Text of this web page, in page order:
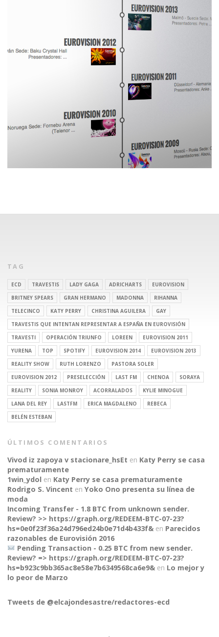
CONNECT
TAG
ECD TRAVESTIS LADY GAGA ADRICHARTS
EUROVISION
BRITNEY SPEARS
GRAN HERMANO MADONNA
RIHANNA
TELECINCO
KATY PERRY CHRISTINA AGUILERA
GAY
TRAVESTIS QUE INTENTAN REPRESENTAR A ESPAÑA EN EUROVISIÓN
TRAVESTI
OPERACIÓN TRIUNFO LOREEN
EUROVISION 2011
YURENA
TOP SPOTIFY EUROVISION 2014
EUROVISION 2013
REALITY SHOW
RUTH LORENZO
PASTORA SOLER
EUROVISION 2012
PRESELECCIÓN LAST FM CHENOA
SORAYA
REALITY
SONIA MONROY ACORRALADOS
KYLIE MINOGUE
LANA DEL REY
LASTFM ERICA MAGDALENO
REBECA
BELÉN ESTEBAN
ÚLTIMOS COMENTARIOS
Vivod iz zapoya v stacionare_hsEt en Katy Perry se casa
prematuramente
1win_ydol en Katy Perry se casa prematuramente
Rodrigo S. Vincent en Yoko Ono presenta su línea de
moda
Incoming Transfer - 1.8 BTC from unknown sender.
Review? >> https://graph.org/REDEEM-BTC-07-23?
hs=0e0f23f36a24d796ed24b0e71d4b433f& en Parecidos
razonables de Eurovisión 2016
Pending Transaction - 0.25 BTC from new sender.
Review? => https://graph.org/REDEEM-BTC-07-23?
hs=b923c9bb365ac8e58e7b6349568ca6e9& en Lo mejor y
lo peor de Marzo
Tweets de @elcajondesastre/redactores-ecd